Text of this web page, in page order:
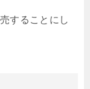
することにし